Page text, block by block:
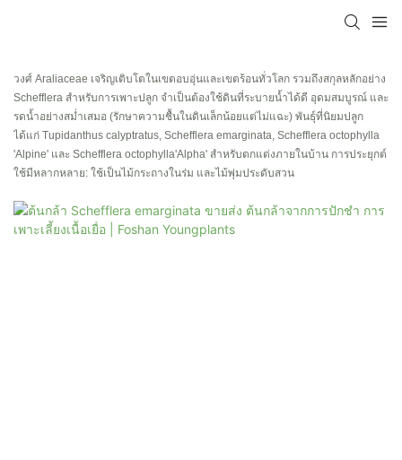
วงศ์ Araliaceae เจริญเติบโตในเขตอบอุ่นและเขตร้อนทั่วโลก รวมถึงสกุลหลักอย่าง
Schefflera สำหรับการเพาะปลูก จำเป็นต้องใช้ดินที่ระบายน้ำได้ดี อุดมสมบูรณ์ และ
รดน้ำอย่างสม่ำเสมอ (รักษาความชื้นในดินเล็กน้อยแต่ไม่แฉะ) พันธุ์ที่นิยมปลูก
ได้แก่ Tupidanthus calyptratus, Schefflera emarginata, Schefflera octophylla
'Alpine' และ Schefflera octophylla'Alpha' สำหรับตกแต่งภายในบ้าน การประยุกต์
ใช้มีหลากหลาย: ใช้เป็นไม้กระถางในร่ม และไม้พุ่มประดับสวน